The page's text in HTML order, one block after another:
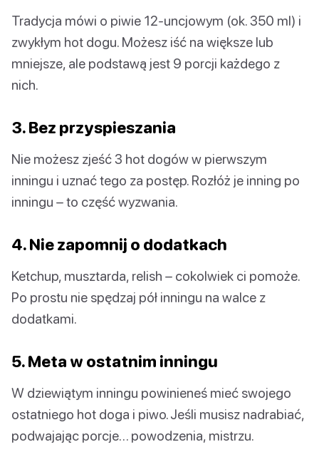
Tradycja mówi o piwie 12-uncjowym (ok. 350 ml) i
zwykłym hot dogu. Możesz iść na większe lub
mniejsze, ale podstawą jest 9 porcji każdego z
nich.
3. Bez przyspieszania
Nie możesz zjeść 3 hot dogów w pierwszym
inningu i uznać tego za postęp. Rozłóż je inning po
inningu – to część wyzwania.
4. Nie zapomnij o dodatkach
Ketchup, musztarda, relish – cokolwiek ci pomoże.
Po prostu nie spędzaj pół inningu na walce z
dodatkami.
5. Meta w ostatnim inningu
W dziewiątym inningu powinieneś mieć swojego
ostatniego hot doga i piwo. Jeśli musisz nadrabiać,
podwajając porcje… powodzenia, mistrzu.